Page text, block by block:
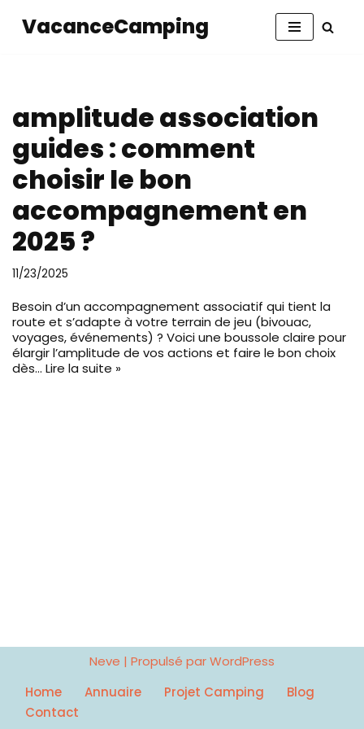
VacanceCamping
amplitude association
guides : comment
choisir le bon
accompagnement en
2025 ?
11/23/2025
Besoin d’un accompagnement associatif qui tient la
route et s’adapte à votre terrain de jeu (bivouac,
voyages, événements) ? Voici une boussole claire pour
élargir l’amplitude de vos actions et faire le bon choix
dès… Lire la suite »
Neve | Propulsé parWordPress
Home
Annuaire Projet Camping
Blog
Contact